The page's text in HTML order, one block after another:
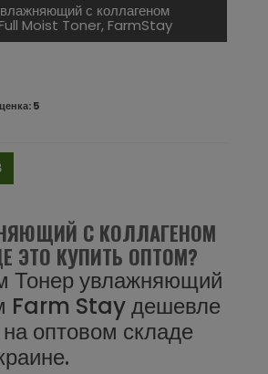
с коллагеном
Moist Toner, FarmStay
5
С КОЛЛАГЕНОМ
ЭТО КУПИТЬ ОПТОМ?
Тонер увлажняющий
Farm Stay дешевле
оптовом складе